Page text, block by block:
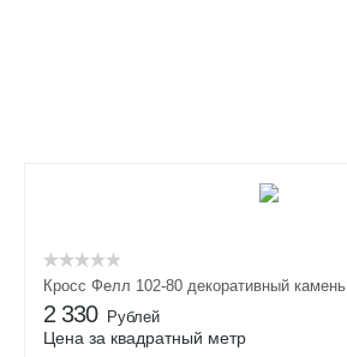
Кросс Фелл 102-80 декоративный камень
2 330 Рублей
Цена за квадратный метр